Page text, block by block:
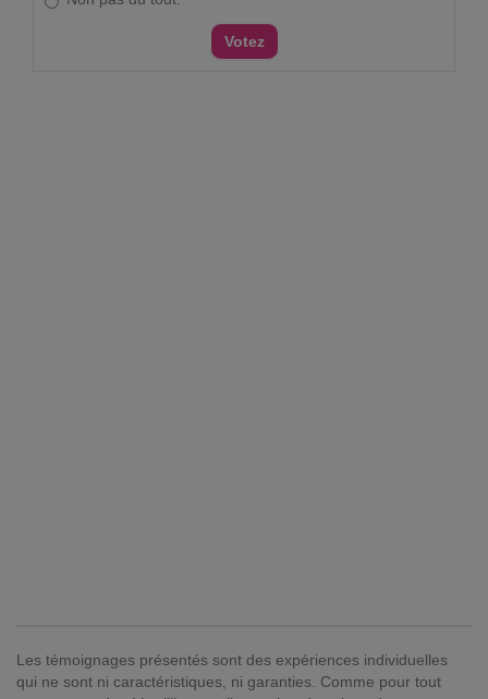
Les témoignages présentés sont des expériences individuelles
qui ne sont ni caractéristiques, ni garanties. Comme pour tout